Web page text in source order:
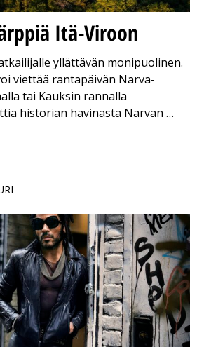
Itä-Viroon
yllättävän monipuolinen.
viettää rantapäivän Narva-
tai Kauksin rannalla
historian havinasta Narvan …